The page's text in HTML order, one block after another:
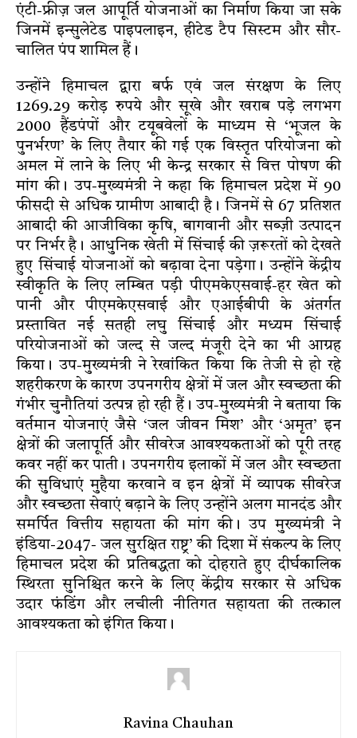
एंटी-फ्रीज़ जल आपूर्ति योजनाओं का निर्माण किया जा सके
जिनमें इन्सुलेटेड पाइपलाइन, हीटेड टैप सिस्टम और सौर-
चालित पंप शामिल हैं।
उन्होंने हिमाचल द्वारा बर्फ एवं जल संरक्षण के लिए
1269.29 करोड़ रुपये और सूखे और खराब पड़े लगभग
2000 हैंडपंपों और टयूबवेलों के माध्यम से ‘भूजल के
पुनर्भरण’ के लिए तैयार की गई एक विस्तृत परियोजना को
अमल में लाने के लिए भी केन्द्र सरकार से वित्त पोषण की
मांग की। उप-मुख्यमंत्री ने कहा कि हिमाचल प्रदेश में 90
फीसदी से अधिक ग्रामीण आबादी है। जिनमें से 67 प्रतिशत
आबादी की आजीविका कृषि, बागवानी और सब्ज़ी उत्पादन
पर निर्भर है। आधुनिक खेती में सिंचाई की ज़रूरतों को देखते
हुए सिंचाई योजनाओं को बढ़ावा देना पड़ेगा। उन्होंने केंद्रीय
स्वीकृति के लिए लम्बित पड़ी पीएमकेएसवाई-हर खेत को
पानी और पीएमकेएसवाई और एआईबीपी के अंतर्गत
प्रस्तावित नई सतही लघु सिंचाई और मध्यम सिंचाई
परियोजनाओं को जल्द से जल्द मंजूरी देने का भी आग्रह
किया। उप-मुख्यमंत्री ने रेखांकित किया कि तेजी से हो रहे
शहरीकरण के कारण उपनगरीय क्षेत्रों में जल और स्वच्छता की
गंभीर चुनौतियां उत्पन्न हो रही हैं। उप-मुख्यमंत्री ने बताया कि
वर्तमान योजनाएं जैसे ‘जल जीवन मिश’ और ‘अमृत’ इन
क्षेत्रों की जलापूर्ति और सीवरेज आवश्यकताओं को पूरी तरह
कवर नहीं कर पाती। उपनगरीय इलाकों में जल और स्वच्छता
की सुविधाएं मुहैया करवाने व इन क्षेत्रों में व्यापक सीवरेज
और स्वच्छता सेवाएं बढ़ाने के लिए उन्होंने अलग मानदंड और
समर्पित वित्तीय सहायता की मांग की। उप मुख्यमंत्री ने
इंडिया-2047- जल सुरक्षित राष्ट्र’ की दिशा में संकल्प के लिए
हिमाचल प्रदेश की प्रतिबद्धता को दोहराते हुए दीर्घकालिक
स्थिरता सुनिश्चित करने के लिए केंद्रीय सरकार से अधिक
उदार फंडिंग और लचीली नीतिगत सहायता की तत्काल
आवश्यकता को इंगित किया।
Ravina Chauhan